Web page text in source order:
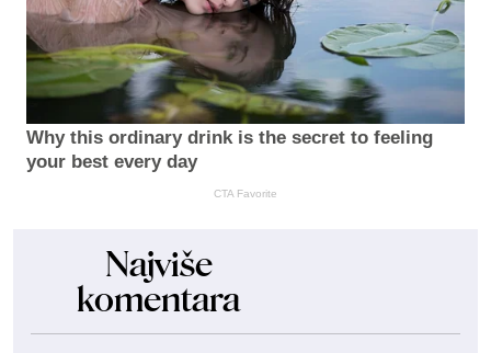
Why this ordinary drink is the secret to feeling
your best every day
CTA Favorite
Najviše
komentara